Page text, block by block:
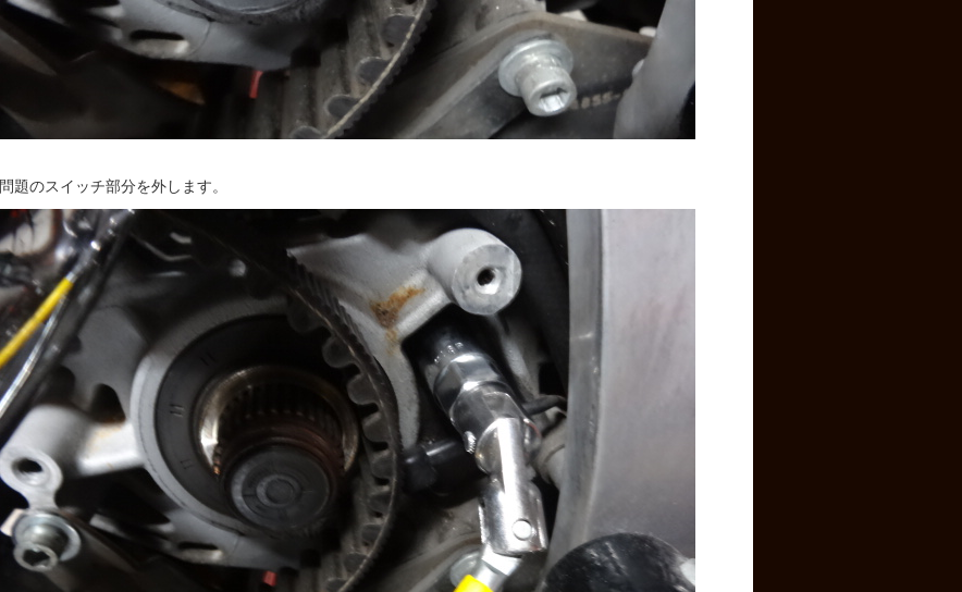
問題のスイッチ部分を外します。